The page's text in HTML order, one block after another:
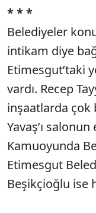
* * *
Belediyeler
intikam diye
Etimesgut’taki
vardı. Recep
inşaatlarda çok
Yavaş’ı
Kamuoyunda
Etimesgut
Beşikçioğlu ise